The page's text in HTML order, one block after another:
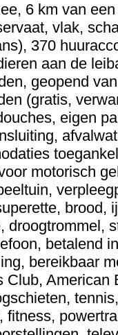
6 km van
vlak,
370
aan de
geopend
(gratis,
eigen
motorisch
brood,
droogtrommel,
betalend
bereikbaar
Club,